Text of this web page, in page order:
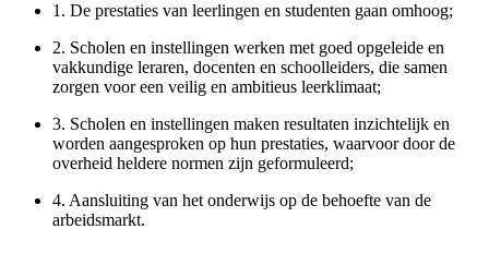
1. De prestaties van leerlingen en studenten gaan omhoog;
2. Scholen en instellingen werken met goed opgeleide en
vakkundige leraren, docenten en schoolleiders, die samen
zorgen voor een veilig en ambitieus leerklimaat;
3. Scholen en instellingen maken resultaten inzichtelijk en
worden aangesproken op hun prestaties, waarvoor door de
overheid heldere normen zijn geformuleerd;
4. Aansluiting van het onderwijs op de behoefte van de
arbeidsmarkt.